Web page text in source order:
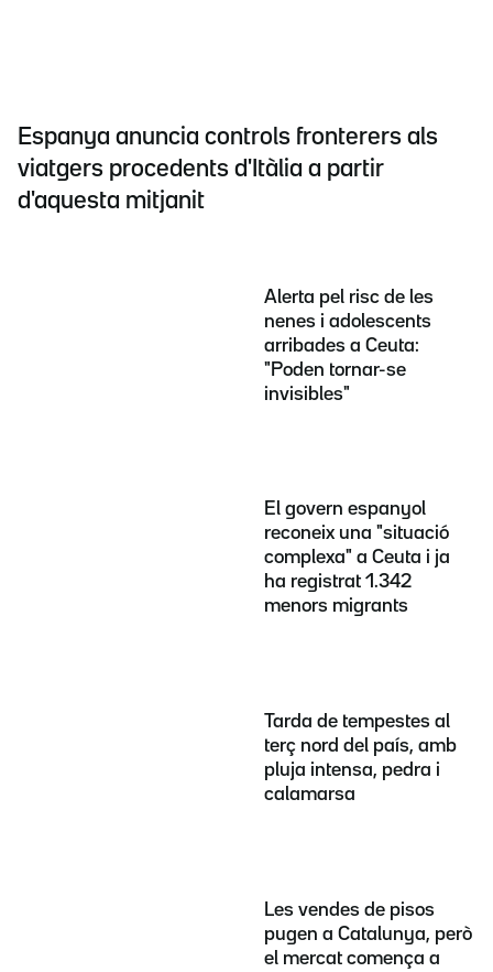
Espanya anuncia controls fronterers als
viatgers procedents d'Itàlia a partir
d'aquesta mitjanit
Alerta pel risc de les
nenes i adolescents
arribades a Ceuta:
"Poden tornar-se
invisibles"
El govern espanyol
reconeix una "situació
complexa" a Ceuta i ja
ha registrat 1.342
menors migrants
Tarda de tempestes al
terç nord del país, amb
pluja intensa, pedra i
calamarsa
Les vendes de pisos
pugen a Catalunya, però
el mercat comença a